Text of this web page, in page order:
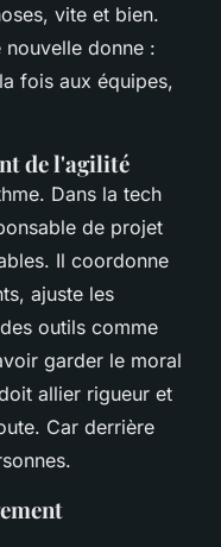
vite et bien.
donne :
fois aux équipes,
de l'agilité
Dans la tech
de projet
Il coordonne
ajuste les
outils comme
garder le moral
allier rigueur et
Car derrière